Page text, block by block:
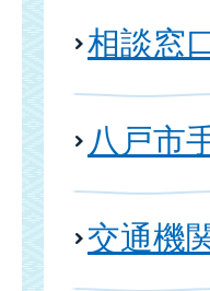
相談窓
八戸市
交通機